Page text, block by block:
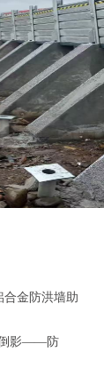
金防洪墙助
倒影——防